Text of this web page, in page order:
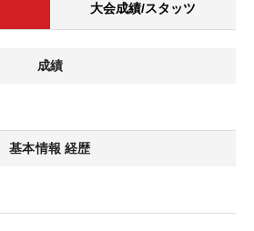
大会成績/スタッツ
成績
基本情報 経歴